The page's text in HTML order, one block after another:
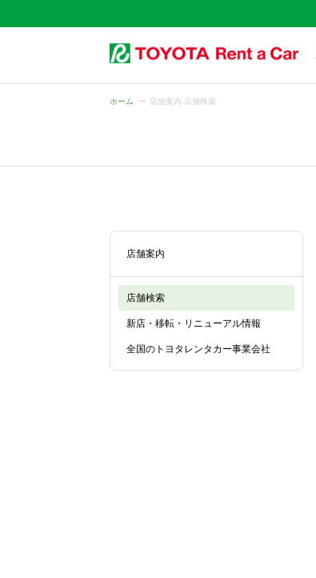
ホーム 店舗案内 店舗検索
店舗案内
店舗検索
新店・移転・リニューアル情報
全国のトヨタレンタカー事業会社